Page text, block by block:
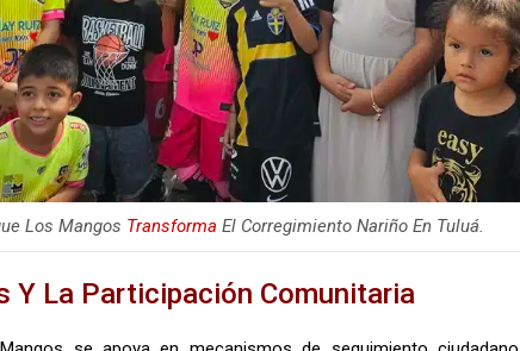
Los Mangos Transforma El Corregimiento Nariño En Tuluá.
Y La Participación Comunitaria